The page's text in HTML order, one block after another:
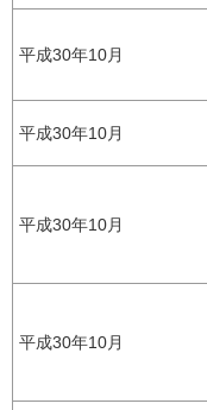
平成30年10月
平成30年10月
平成30年10月
平成30年10月